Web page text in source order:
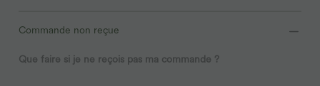
Commande non reçue
Que faire si je ne reçois pas ma commande ?